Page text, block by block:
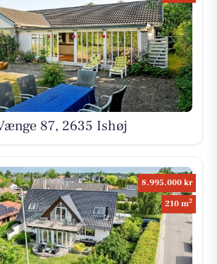
87, 2635 Ishøj
8.995.000 kr
210 m2